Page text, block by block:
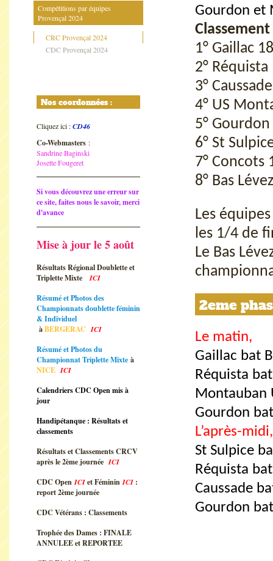
Compétitions par équipes
Provençal 2024
CRC Provençal 2024
CDC Provençal 2024
Nos coordonnées :
Cliquez ici :CD46
Co-Webmasters :
Sandrine Baginski
Josette Fougeret
Si vous découvrez une erreur sur
ce site, faites nous le savoir, merci
d'avance
Mise à jour le 5 août
Résultats Régional Doublette et
Triplette Mixte
ICI
Résumé et Photos des
Championnats doublette féminin
& Individuel
àBERGERACICI
Résumé et Photos du
Championnat Triplette Mixte à
NICEICI
Calendriers CDC Open mis à
jour
Handipétanque : Résultats et
classements
Résultats et Classements CRCV
après le 2ème journée ICI
CDC OpenICIet FémininICI :
report 2ème journée
CDC Vétérans : Classements
Trophée des Dames : FINALE
ANNULEE et REPORTEE
Gourdon et
1° Gaillac
2°
3°
4° US
5°
6° St
7° Concots
8° Bas
Les
les 1/4 de
Le Bas
2eme
Le matin,
Gaillac bat
Réquista
Montauban
Gourdon
L’après-midi,
St Sulpice
Réquista
Caussade
Gourdon